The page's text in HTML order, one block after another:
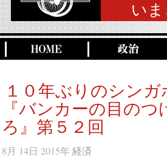
い
１０年ぶりのシン
『バンカーの目の
ろ』第５２回
8月 14日 2015年 経済